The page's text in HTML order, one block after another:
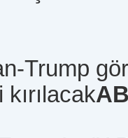
Trump